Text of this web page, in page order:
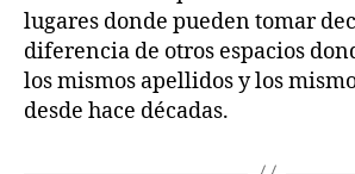
lugares donde pueden tomar
diferencia de otros espacios
los mismos apellidos y los
desde hace décadas.